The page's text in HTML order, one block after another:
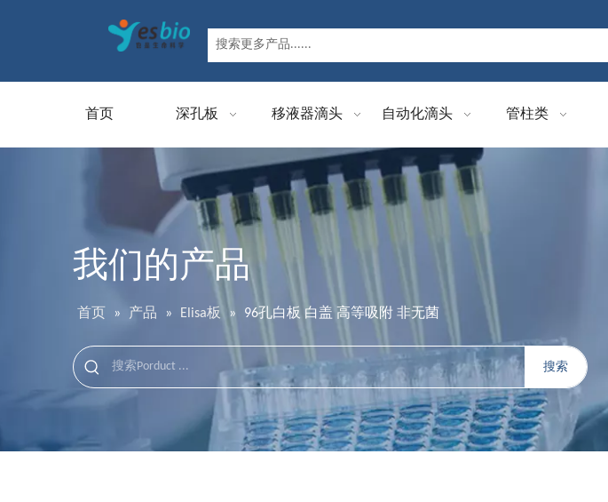
首页 深孔板 移液器滴头 自动化滴头 管柱类
我们的产品
首页 » 产品 » Elisa板 » 96孔白板 白盖 高等吸附 非无菌
搜索